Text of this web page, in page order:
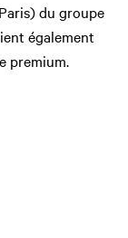
du groupe
également
premium.